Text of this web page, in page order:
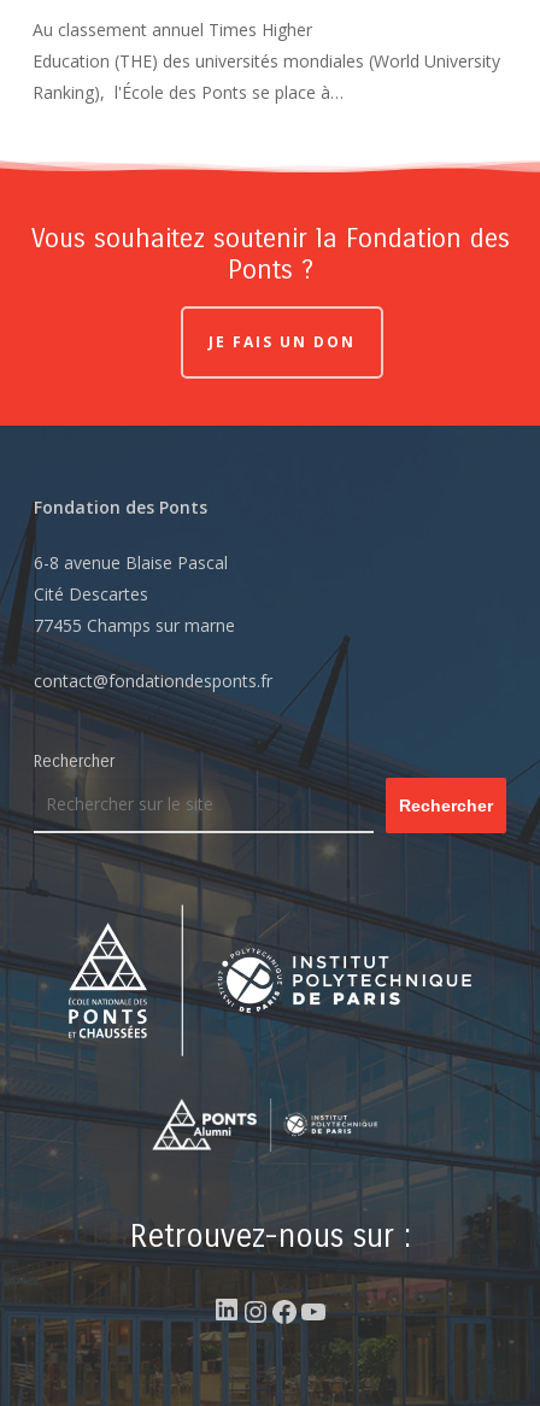
Au classement annuel Times Higher
Education (THE) des universités mondiales (World University
Ranking), l'École des Ponts se place à…
Vous souhaitez soutenir la Fondation des
Ponts ?
JE FAIS UN DON
Fondation des Ponts
6-8 avenue Blaise Pascal
Cité Descartes
77455 Champs sur marne
contact@fondationdesponts.fr
Rechercher
Rechercher
Retrouvez-nous sur :
LinkedIn
Instagram
Facebook
YouTube